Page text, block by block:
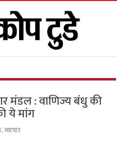
मंडल : वाणिज्य बंधु की
ये मांग
,व्यापार